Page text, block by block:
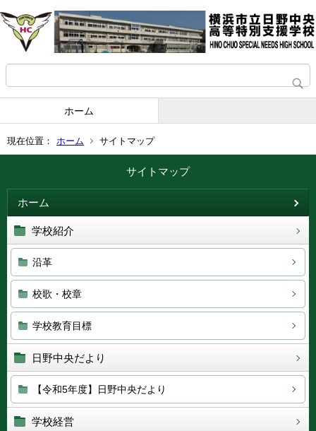
ホーム
現在位置： ホーム サイトマップ
サイトマップ
ホーム
学校紹介
沿革
校歌・校章
学校教育目標
日野中央だより
【令和5年度】日野中央だより
学校経営